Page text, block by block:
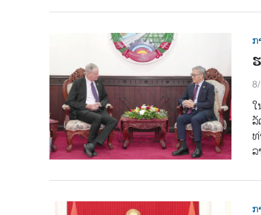
ກ
ໃ
ລັ
ທ່
ລ
ກ